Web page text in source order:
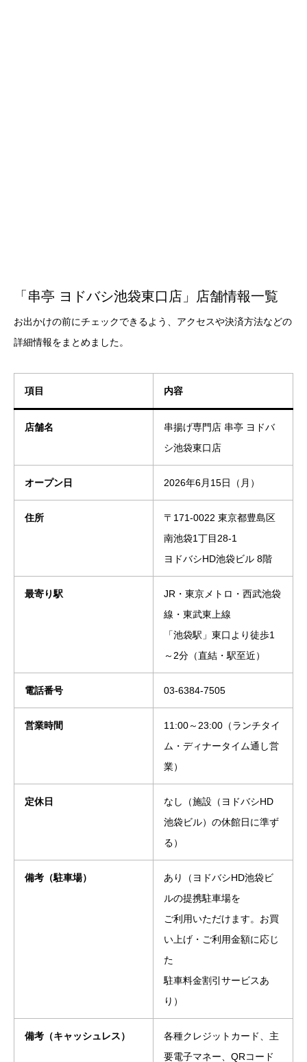
「串亭 ヨドバシ池袋東口店」店舗情報一覧
お出かけの前にチェックできるよう、アクセスや決済方法などの
詳細情報をまとめました。
項目 内容
店舗名
串揚げ専門店 串亭 ヨドバ
シ池袋東口店
オープン日 2026年6月15日（月）
住所
〒171-0022 東京都豊島区
南池袋1丁目28-1
ヨドバシHD池袋ビル 8階
最寄り駅
JR・東京メトロ・西武池袋
線・東武東上線
「池袋駅」東口より徒歩1
～2分（直結・駅至近）
電話番号 03-6384-7505
営業時間
11:00～23:00（ランチタイ
ム・ディナータイム通し営
業）
定休日
なし（施設（ヨドバシHD
池袋ビル）の休館日に準ず
る）
備考（駐車場）
あり（ヨドバシHD池袋ビ
ルの提携駐車場を
ご利用いただけます。お買
い上げ・ご利用金額に応じ
た
駐車料金割引サービスあ
り）
備考（キャッシュレス）
各種クレジットカード、主
要電子マネー、QRコード